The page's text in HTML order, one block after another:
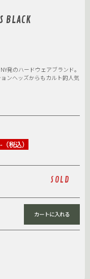
BLACK
発のハードウェアブランド。
ンヘッズからもカルト的人気
税込）
SOLD